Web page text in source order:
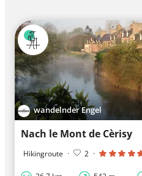
wandelnder Engel
Nach le Mont de Cèrisy
Hikingroute · 2 ·